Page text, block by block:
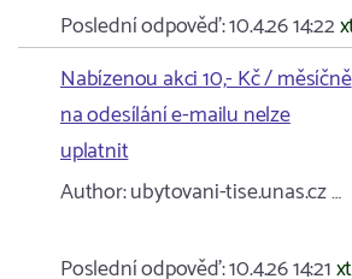
Poslední odpověď:10.4.26 14:22
Nabízenou akci 10,- Kč / měsíčně
na odesílání e-mailu nelze
uplatnit
Author:ubytovani-tise.unas.cz …
Poslední odpověď:10.4.26 14:21